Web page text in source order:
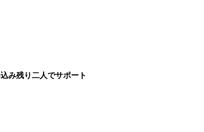
み残り二人でサポート